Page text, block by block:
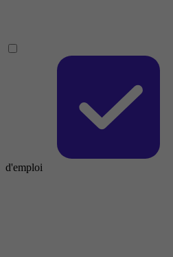
d'emploi